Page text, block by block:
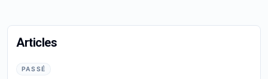
Articles
PASSÉ